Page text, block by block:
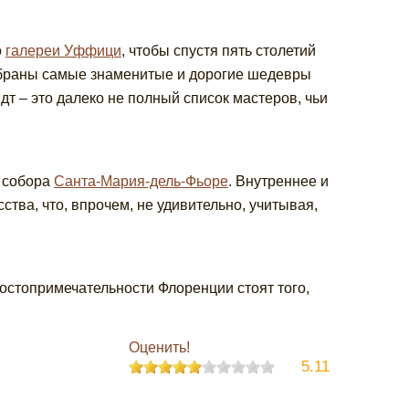
галереи Уффици, чтобы спустя пять столетий
самые знаменитые и дорогие шедевры
– это далеко не полный список мастеров, чьи
Санта-Мария-дель-Фьоре. Внутреннее и
что, впрочем, не удивительно, учитывая,
Флоренции стоят того,
Оценить!
5.11